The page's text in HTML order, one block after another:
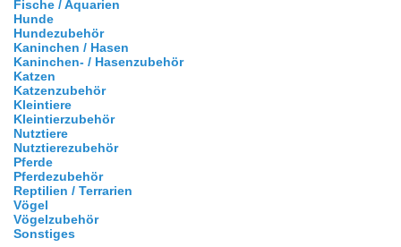
Fische / Aquarien
Hunde
Hundezubehör
Kaninchen / Hasen
Kaninchen- / Hasenzubehör
Katzen
Katzenzubehör
Kleintiere
Kleintierzubehör
Nutztiere
Nutztierezubehör
Pferde
Pferdezubehör
Reptilien / Terrarien
Vögel
Vögelzubehör
Sonstiges